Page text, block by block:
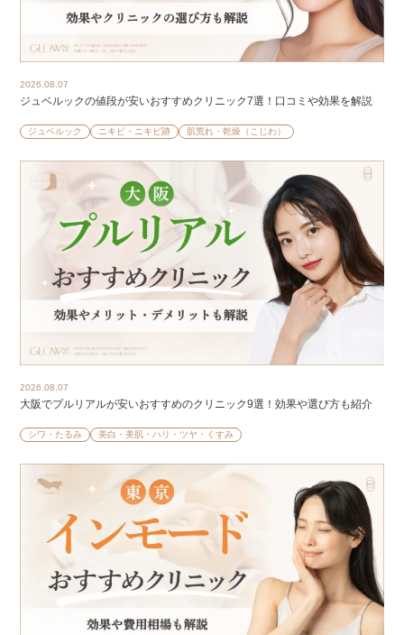
2026.08.07
ジュベルックの値段が安いおすすめクリニック7選！口コミや効果を解説
ジュベルック ニキビ・ニキビ跡 肌荒れ・乾燥（こじわ）
2026.08.07
大阪でプルリアルが安いおすすめのクリニック9選！効果や選び方も紹介
シワ・たるみ 美白・美肌・ハリ・ツヤ・くすみ